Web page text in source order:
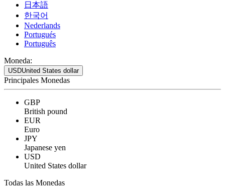
日本語
한국어
Nederlands
Portugués
Português
Moneda:
USDUnited States dollar
Principales Monedas
GBP
British pound
EUR
Euro
JPY
Japanese yen
USD
United States dollar
Todas las Monedas